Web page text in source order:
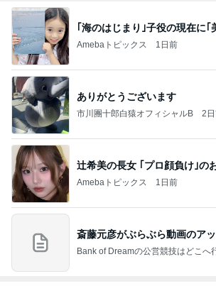
｢海のはじまり｣子役の現在に｢
Amebaトピックス 1日前
ありがとうございます
市川團十郎白猿オフィシャルB 2
辻希美の長女 ｢プロ顔負け｣の
Amebaトピックス 1日前
斎藤元彦がぶらぶら動画のア
Bank of Dreamの公営競技はどこへ